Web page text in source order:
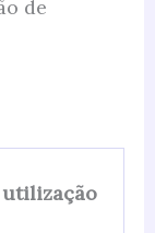
de
utilização